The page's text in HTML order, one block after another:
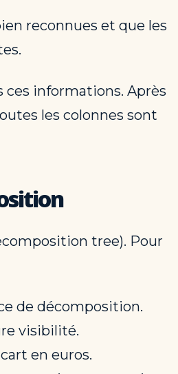
reconnues et que les
informations. Après
les colonnes sont
tree). Pour
de décomposition.
visibilité.
en euros.